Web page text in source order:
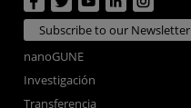
Subscribe to our Newsletter
nanoGUNE
Investigación
Transferencia